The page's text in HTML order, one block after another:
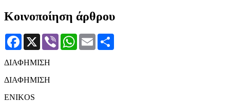
Κοινοποίηση άρθρου
Facebook
X Viber WhatsApp
Email
ΔΙΑΦΗΜΙΣΗ
ΔΙΑΦΗΜΙΣΗ
ENIKOS